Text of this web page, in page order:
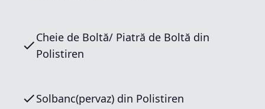
Cheie de Boltă/ Piatră de Boltă din
Polistiren
Solbanc(pervaz) din Polistiren